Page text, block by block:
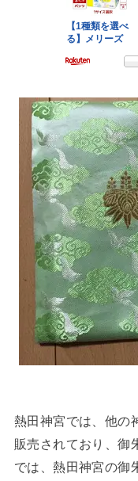
熱田神宮では、他の
販売されており、御
では、熱田神宮の御